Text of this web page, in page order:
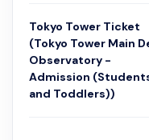
Tokyo Tower Ticket
(Tokyo Tower Main
Observatory -
Admission
and Toddlers))